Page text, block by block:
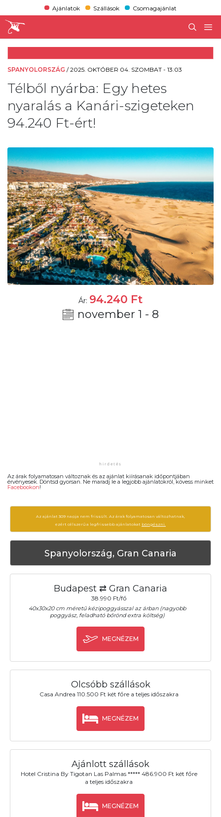
Ajánlatok Szállások Csomagajánlat
SPANYOLORSZÁG /2025. OKTÓBER 04. SZOMBAT - 13:03
Télből nyárba: Egy hetes
nyaralás a Kanári-szigeteken
94.240 Ft-ért!
Ár: 94.240 Ft
november 1 - 8
Az árak folyamatosan változnak és az ajánlat kiírásanak időpontjában
érvényesek. Döntsd gyorsan. Ne maradj le a legjobb ajánlatokról, kövess minket
Facebookon!
Az ajánlat 309 napja nem frissült. Az árak folyamatosan változhatnak,
ezért célszerű a legfrissebb ajánlatokat böngészni.
Spanyolország, Gran Canaria
Budapest ⇄ Gran Canaria
38.990 Ft/fő
40x30x20 cm méretű kézipoggyásszal az árban (nagyobb
poggyász, feladható bőrönd extra költség)
MEGNÉZEM
Olcsóbb szállások
Casa Andrea 110.500 Ft két főre a teljes időszakra
MEGNÉZEM
Ajánlott szállások
Hotel Cristina By Tigotan Las Palmas ***** 486.900 Ft két főre
a teljes időszakra
MEGNÉZEM